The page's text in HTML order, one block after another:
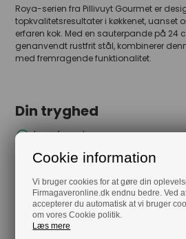
Cookie information
Vi bruger cookies for at gøre din
Firmagaveronline.dk endnu bedre. Ved
accepterer du automatisk at vi bruger
om vores Cookie politik.
Læs mere
Roya-serien fra Pillivuyt Gourmet er
topkvalitetsresultater i køkkenet, uanset
erfaren kok. Med en sauterpande på 24
genanvendt rustfrit stål, kombinerer
med fremragende funktionalitet.
Din tryghed
Lagerførende
Gratis kort med hilsen og firmalogo
Hurtig levering